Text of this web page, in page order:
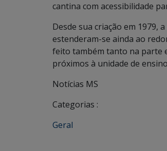
cantina com acessibilidade
Desde sua criação em 1979,
estenderam-se ainda ao
feito também tanto na parte
próximos à unidade de
Notícias MS
Categorias :
Geral